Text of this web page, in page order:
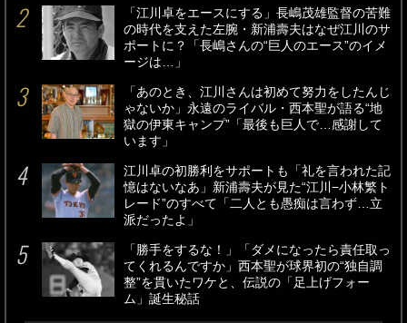
「江川卓をエースにする」長嶋茂雄監督の苦難
の時代を支えた左腕・新浦壽夫はなぜ江川のサ
ポートに？「長嶋さんの“巨人のエース”のイメ
ージは…」
「あのとき、江川さんは初めて努力をしたんじ
ゃないか」永遠のライバル・西本聖が語る“地
獄の伊東キャンプ”「最後も巨人で…感謝して
います」
江川卓の初勝利をサポートも「礼を言われた記
憶はないなあ」新浦壽夫が見た“江川−小林繁ト
レード”のすべて「二人とも愚痴は言わず…立
派だったよ」
「勝手をするな！」「ダメになったら責任取っ
てくれるんですか」西本聖が球界初の“独自調
整”を貫いたワケと、伝説の「足上げフォー
ム」誕生秘話